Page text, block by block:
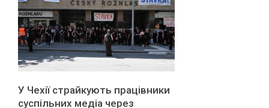
У Чехії страйкують працівники
суспільних медіа через